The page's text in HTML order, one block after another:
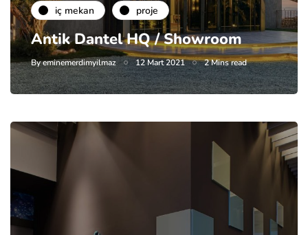
i̇ç mekan proje
Antik Dantel HQ / Showroom
Byeminemerdimyilmaz 12 Mart 2021 2 Mins read